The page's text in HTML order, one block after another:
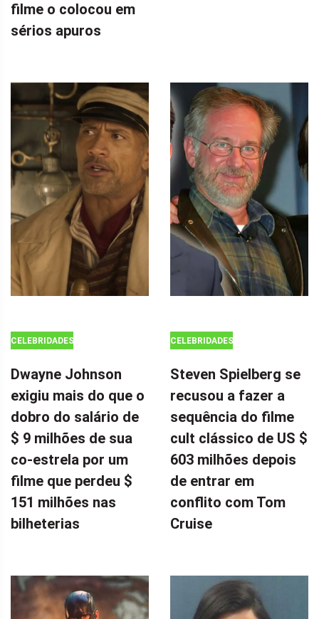
filme o colocou em
sérios apuros
CELEBRIDADES
Dwayne Johnson
exigiu mais do que o
dobro do salário de
$ 9 milhões de sua
co-estrela por um
filme que perdeu $
151 milhões nas
bilheterias
CELEBRIDADES
Steven Spielberg se
recusou a fazer a
sequência do filme
cult clássico de US $
603 milhões depois
de entrar em
conflito com Tom
Cruise